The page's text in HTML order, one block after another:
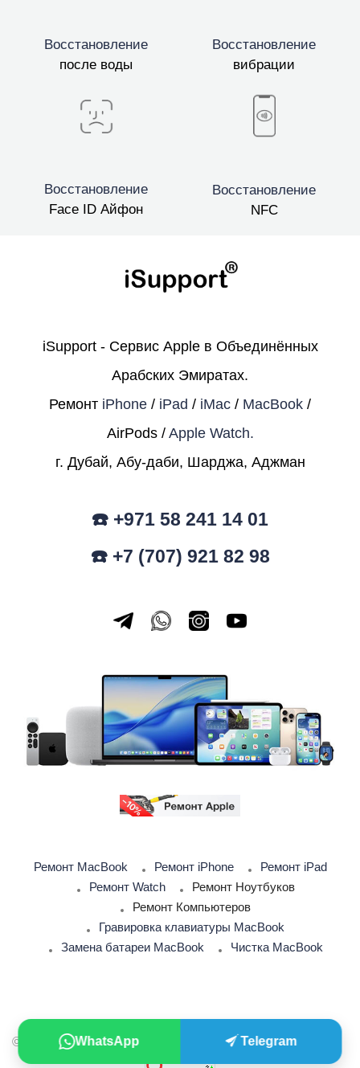
WhatsApp Telegram
Восстановление
после воды
Восстановление
вибрации
Восстановление
Face ID Айфон
Восстановление
NFC
iSupport - Сервис Apple в Объединённых
Арабских Эмиратах.
Ремонт iPhone / iPad / iMac / MacBook /
AirPods / Apple Watch.
г. Дубай, Абу-даби, Шарджа, Аджман
☎️ +971 58 241 14 01
☎️ +7 (707) 921 82 98
Ремонт MacBook Ремонт iPhone
Ремонт iPad
Ремонт Watch
Ремонт Ноутбуков
Ремонт Компьютеров
Гравировка клавиатуры MacBook
Замена батареи MacBook
Чистка MacBook
© 2026 iSupport. Сервисный центр Apple